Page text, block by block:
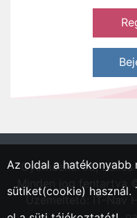
"Gyomaendrőd,
Minden jog fentartva
Üzemeltető: IT-Nav
Az oldal a hatékonyabb
sütiket(cookie)